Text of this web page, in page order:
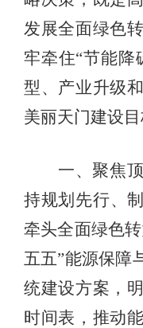
发展全面绿色
牢牵住“节能降
型、产业升级
美丽天门建设目
一、聚焦
持规划先行、
牵头全面绿色转
五五”能源保障
统建设方案，
时间表，推动